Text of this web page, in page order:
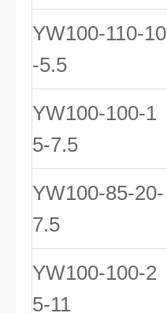
YW100-110-10
-5.5
YW100-100-1
5-7.5
YW100-85-20-
7.5
YW100-100-2
5-11